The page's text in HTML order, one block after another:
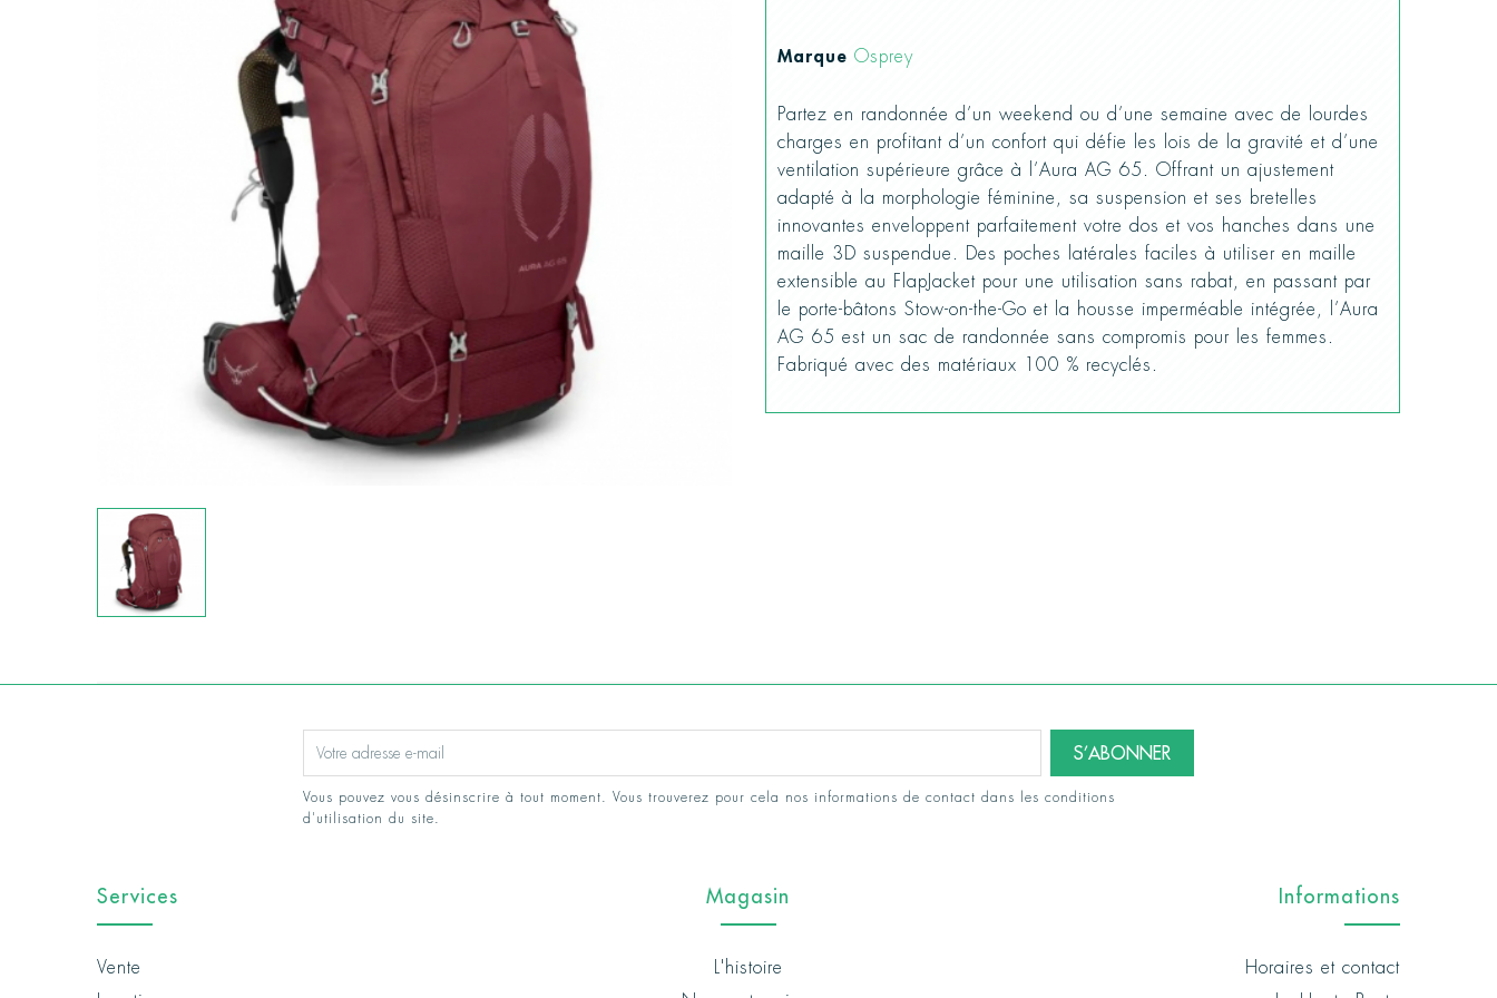
Marque Osprey
Partez en randonnée d’un weekend ou d’une semaine avec de lourdes
charges en profitant d’un confort qui défie les lois de la gravité et d’une
ventilation supérieure grâce à l’Aura AG 65. Offrant un ajustement
adapté à la morphologie féminine, sa suspension et ses bretelles
innovantes enveloppent parfaitement votre dos et vos hanches dans une
maille 3D suspendue. Des poches latérales faciles à utiliser en maille
extensible au FlapJacket pour une utilisation sans rabat, en passant par
le porte-bâtons Stow-on-the-Go et la housse imperméable intégrée, l’Aura
AG 65 est un sac de randonnée sans compromis pour les femmes.
Fabriqué avec des matériaux 100 % recyclés.
Vous pouvez vous désinscrire à tout moment. Vous trouverez pour cela nos informations de contact dans les conditions
d'utilisation du site.
Services
Vente
Magasin
L'histoire
Informations
Horaires et contact